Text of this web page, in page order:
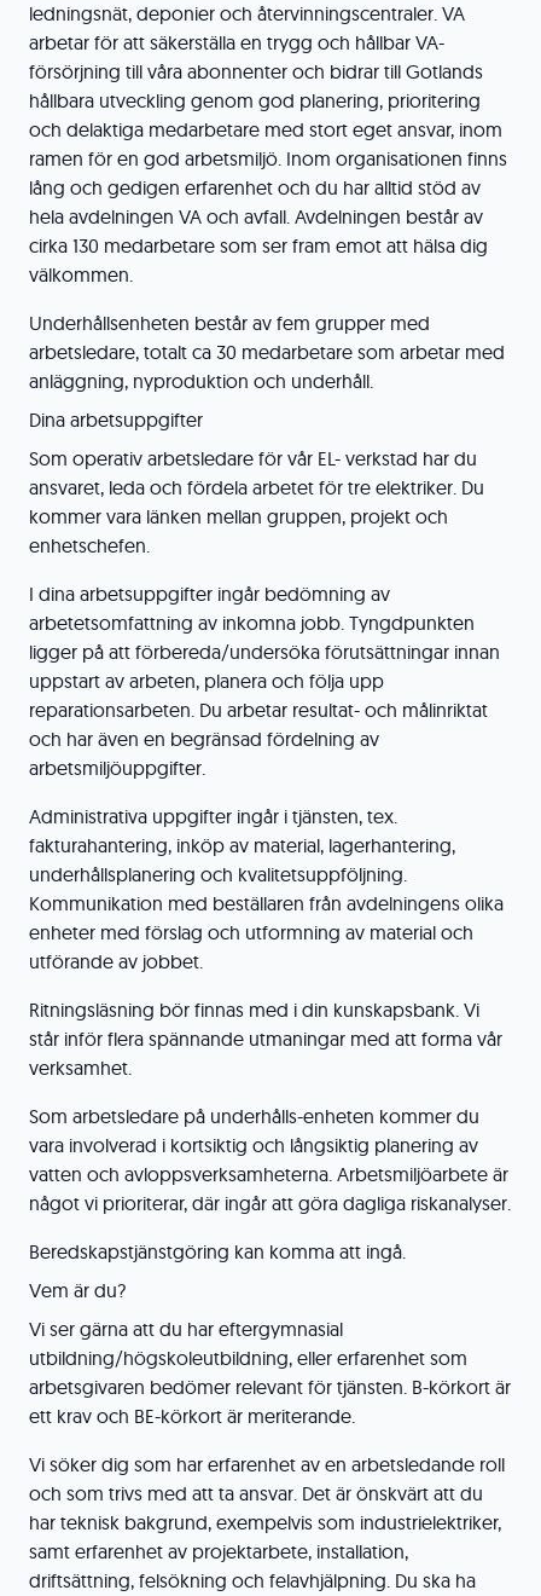
ledningsnät, deponier och återvinningscentraler. VA
arbetar för att säkerställa en trygg och hållbar VA-
försörjning till våra abonnenter och bidrar till Gotlands
hållbara utveckling genom god planering, prioritering
och delaktiga medarbetare med stort eget ansvar, inom
ramen för en god arbetsmiljö. Inom organisationen finns
lång och gedigen erfarenhet och du har alltid stöd av
hela avdelningen VA och avfall. Avdelningen består av
cirka 130 medarbetare som ser fram emot att hälsa dig
välkommen.
Underhållsenheten består av fem grupper med
arbetsledare, totalt ca 30 medarbetare som arbetar med
anläggning, nyproduktion och underhåll.
Dina arbetsuppgifter
Som operativ arbetsledare för vår EL- verkstad har du
ansvaret, leda och fördela arbetet för tre elektriker. Du
kommer vara länken mellan gruppen, projekt och
enhetschefen.
I dina arbetsuppgifter ingår bedömning av
arbetetsomfattning av inkomna jobb. Tyngdpunkten
ligger på att förbereda/undersöka förutsättningar innan
uppstart av arbeten, planera och följa upp
reparationsarbeten. Du arbetar resultat- och målinriktat
och har även en begränsad fördelning av
arbetsmiljöuppgifter.
Administrativa uppgifter ingår i tjänsten, tex.
fakturahantering, inköp av material, lagerhantering,
underhållsplanering och kvalitetsuppföljning.
Kommunikation med beställaren från avdelningens olika
enheter med förslag och utformning av material och
utförande av jobbet.
Ritningsläsning bör finnas med i din kunskapsbank. Vi
står inför flera spännande utmaningar med att forma vår
verksamhet.
Som arbetsledare på underhålls-enheten kommer du
vara involverad i kortsiktig och långsiktig planering av
vatten och avloppsverksamheterna. Arbetsmiljöarbete är
något vi prioriterar, där ingår att göra dagliga riskanalyser.
Beredskapstjänstgöring kan komma att ingå.
Vem är du?
Vi ser gärna att du har eftergymnasial
utbildning/högskoleutbildning, eller erfarenhet som
arbetsgivaren bedömer relevant för tjänsten. B-körkort är
ett krav och BE-körkort är meriterande.
Vi söker dig som har erfarenhet av en arbetsledande roll
och som trivs med att ta ansvar. Det är önskvärt att du
har teknisk bakgrund, exempelvis som industrielektriker,
samt erfarenhet av projektarbete, installation,
driftsättning, felsökning och felavhjälpning. Du ska ha